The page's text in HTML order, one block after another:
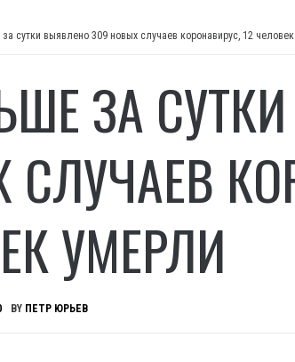
сутки выявлено 309 новых случаев коронавирус, 12
ЗА
УМЕРЛИ
BY ПЕТР ЮРЬЕВ